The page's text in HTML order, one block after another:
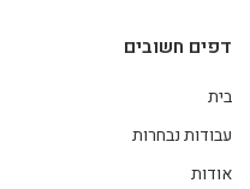
דפים חשובים
בית
עבודות נבחרות
אודות